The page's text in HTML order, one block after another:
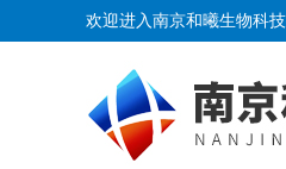
欢迎进入南京和曦生物科技